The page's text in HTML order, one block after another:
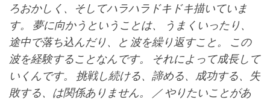
ろおかしく、そしてハラハラドキドキ描いていま
す。 夢に向かうということは、 うまくいったり、
途中で落ち込んだり、と 波を繰り返すこと。 この
波を経験することなんです。 それによって成長して
いくんです。 挑戦し続ける、諦める、成功する、失
敗する、は関係ありません。 ／ やりたいことがあ